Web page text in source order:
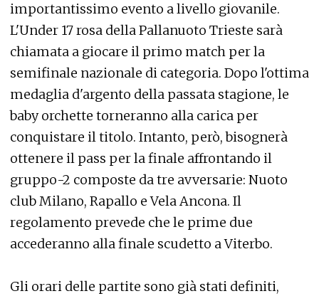
importantissimo evento a livello giovanile.
L'Under 17 rosa della Pallanuoto Trieste sarà
chiamata a giocare il primo match per la
semifinale nazionale di categoria. Dopo l'ottima
medaglia d'argento della passata stagione, le
baby orchette torneranno alla carica per
conquistare il titolo. Intanto, però, bisognerà
ottenere il pass per la finale affrontando il
gruppo-2 composte da tre avversarie: Nuoto
club Milano, Rapallo e Vela Ancona. Il
regolamento prevede che le prime due
accederanno alla finale scudetto a Viterbo.
Gli orari delle partite sono già stati definiti,